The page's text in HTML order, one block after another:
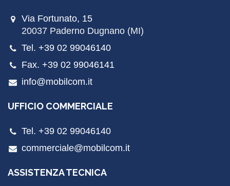
Via Fortunato, 15
20037 Paderno Dugnano (MI)
Tel. +39 02 99046140
Fax. +39 02 99046141
info@mobilcom.it
UFFICIO COMMERCIALE
Tel. +39 02 99046140
commerciale@mobilcom.it
ASSISTENZA TECNICA